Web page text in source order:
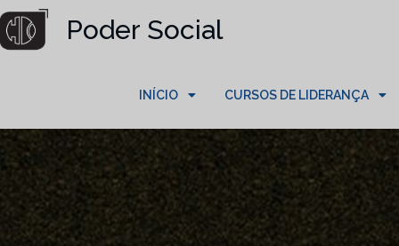
Poder Social
INÍCIO CURSOS DE LIDERANÇA